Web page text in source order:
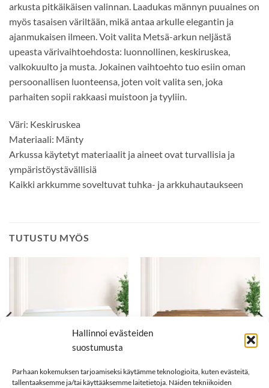
Hallinnoi evästeiden
suostumusta
Parhaan kokemuksen tarjoamiseksi käytämme teknologioita, kuten evästeitä,
tallentaaksemme ja/tai käyttääksemme laitetietoja. Näiden tekniikoiden
arkusta pitkäikäisen valinnan. Laadukas männyn puuaines on
myös tasaisen väriltään, mikä antaa arkulle elegantin ja
ajanmukaisen ilmeen. Voit valita Metsä-arkun neljästä
upeasta värivaihtoehdosta: luonnollinen, keskiruskea,
valkokuulto ja musta. Jokainen vaihtoehto tuo esiin oman
persoonallisen luonteensa, joten voit valita sen, joka
parhaiten sopii rakkaasi muistoon ja tyyliin.
Väri: Keskiruskea
Materiaali: Mänty
Arkussa käytetyt materiaalit ja aineet ovat turvallisia ja
ympäristöystävällisiä
Kaikki arkkumme soveltuvat tuhka- ja arkkuhautaukseen
TUTUSTU MYÖS
MÄNTYARKUT 989,00€ SAARNIARKUT 1499,00